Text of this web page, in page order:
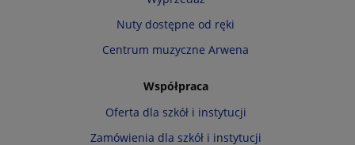
Nuty dostępne od ręki
Centrum muzyczne Arwena
Współpraca
Oferta dla szkół i instytucji
Zamówienia dla szkół i instytucji